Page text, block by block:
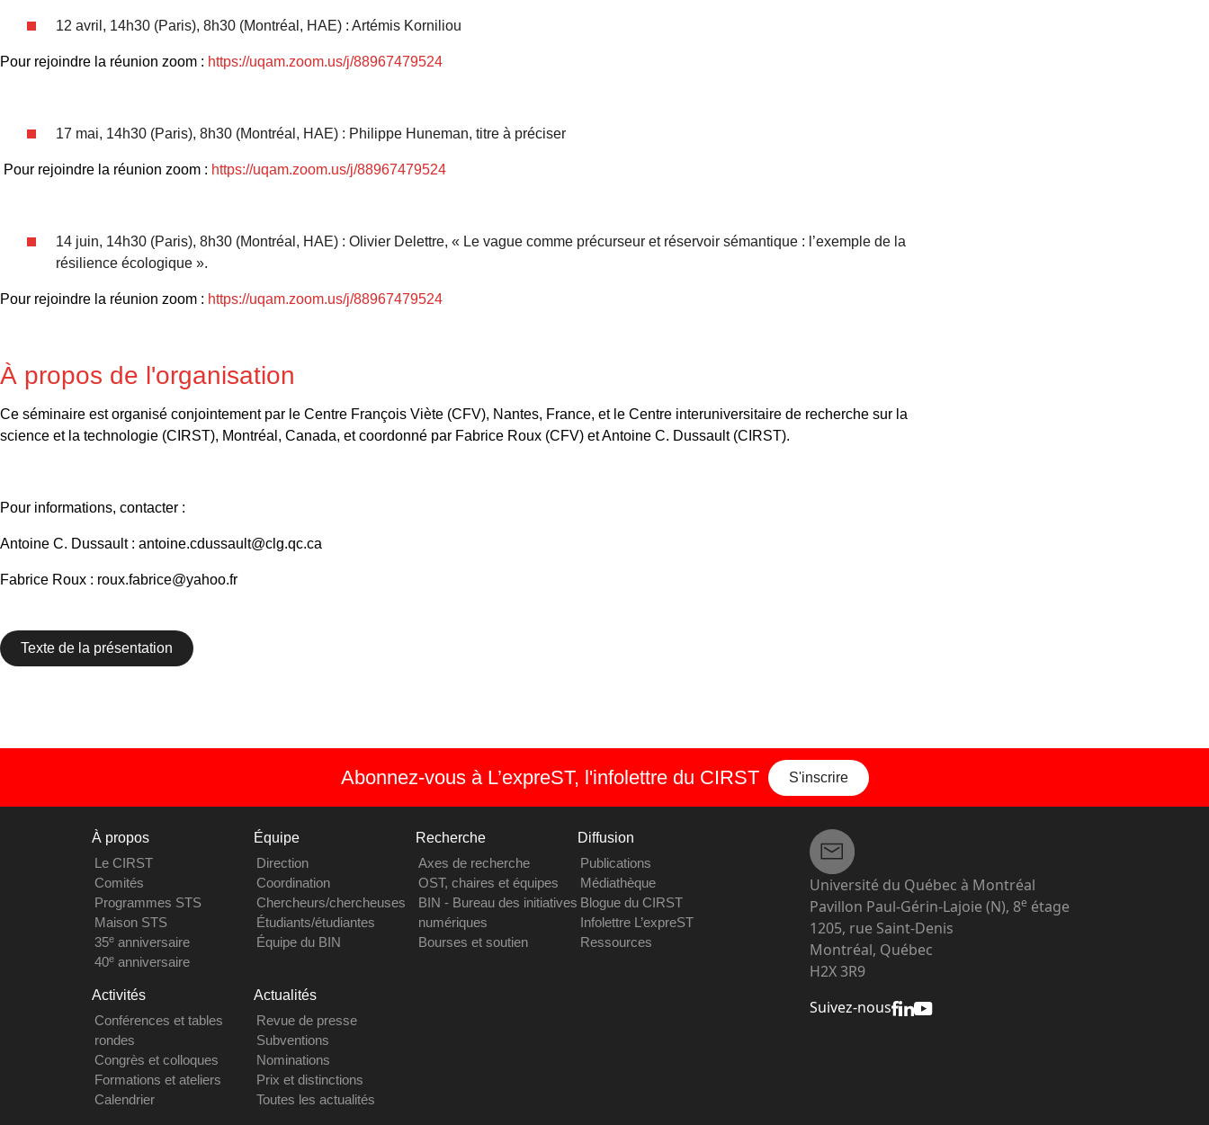
12 avril, 14h30 (Paris), 8h30 (Montréal, HAE) : Artémis Korniliou
Pour rejoindre la réunion zoom : https://uqam.zoom.us/j/88967479524
17 mai, 14h30 (Paris), 8h30 (Montréal, HAE) : Philippe Huneman, titre à préciser
Pour rejoindre la réunion zoom : https://uqam.zoom.us/j/88967479524
14 juin, 14h30 (Paris), 8h30 (Montréal, HAE) : Olivier Delettre, « Le vague comme précurseur et réservoir sémantique : l’exemple de la
résilience écologique ».
Pour rejoindre la réunion zoom : https://uqam.zoom.us/j/88967479524
À propos de l'organisation
Ce séminaire est organisé conjointement par le Centre François Viète (CFV), Nantes, France, et le Centre interuniversitaire de recherche sur la
science et la technologie (CIRST), Montréal, Canada, et coordonné par Fabrice Roux (CFV) et Antoine C. Dussault (CIRST).
Pour informations, contacter :
Antoine C. Dussault : antoine.cdussault@clg.qc.ca
Fabrice Roux : roux.fabrice@yahoo.fr
Texte de la présentation
Abonnez-vous à L’expreST, l'infolettre du CIRST S'inscrire
À propos
Le CIRST
Comités
Programmes STS
Maison STS
35eanniversaire
40eanniversaire
Équipe
Direction
Coordination
Chercheurs/chercheuses
Étudiants/étudiantes
Équipe du BIN
Recherche
Axes de recherche
OST, chaires et équipes
BIN - Bureau des initiatives
numériques
Bourses et soutien
Diffusion
Publications
Médiathèque
Blogue du CIRST
Infolettre L’expreST
Ressources
Activités
Conférences et tables
rondes
Congrès et colloques
Formations et ateliers
Calendrier
Actualités
Revue de presse
Subventions
Nominations
Prix et distinctions
Toutes les actualités
Université du Québec à Montréal
Pavillon Paul-Gérin-Lajoie (N), 8e étage
1205, rue Saint-Denis
Montréal, Québec
H2X 3R9
Suivez-nous